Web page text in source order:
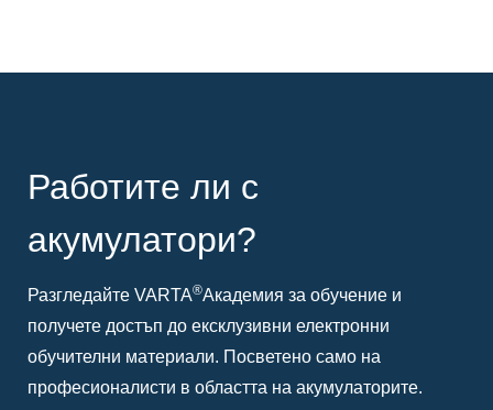
Работите ли с
акумулатори?
Разгледайте VARTA®Академия за обучение и
получете достъп до ексклузивни електронни
обучителни материали. Посветено само на
професионалисти в областта на акумулаторите.